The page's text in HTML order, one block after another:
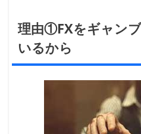
1.3
理由
③い
きな
理由①FXをギャン
いるから